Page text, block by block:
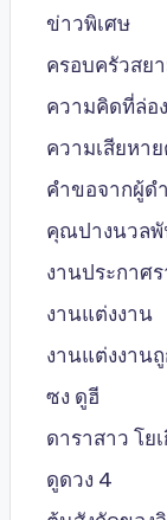
ข่าวพิเศษ
ครอบครัวสย
ความคิดที่ล่อ
ความเสียหา
คำขอจากผู้ด
คุณปางนวลพั
งานประกาศ
งานแต่งงาน
งานแต่งงาน
ซง ดูฮี
ดาราสาว โย
ดูดวง 4